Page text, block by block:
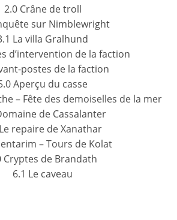
2.0 Crâne de troll
sur Nimblewright
La villa Gralhund
d’intervention de la faction
postes de la faction
Aperçu du casse
– Fête des demoiselles de la mer
de Cassalanter
repaire de Xanathar
– Tours de Kolat
Cryptes de Brandath
6.1 Le caveau